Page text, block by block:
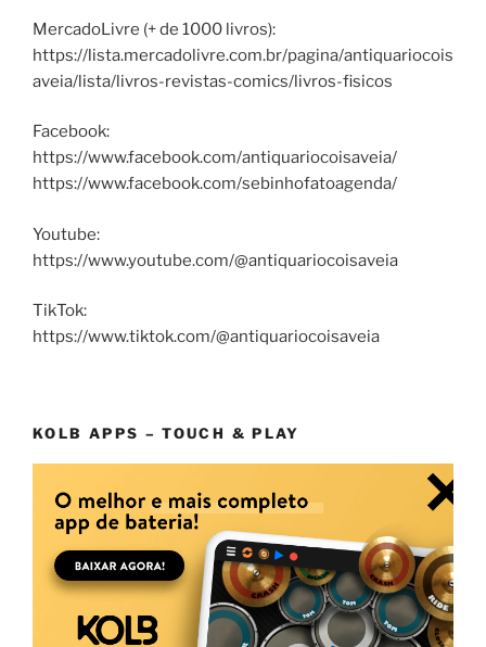
MercadoLivre (+ de 1000 livros):
https://lista.mercadolivre.com.br/pagina/antiquariocois
aveia/lista/livros-revistas-comics/livros-fisicos
Facebook:
https://www.facebook.com/antiquariocoisaveia/
https://www.facebook.com/sebinhofatoagenda/
Youtube:
https://www.youtube.com/@antiquariocoisaveia
TikTok:
https://www.tiktok.com/@antiquariocoisaveia
KOLB APPS – TOUCH & PLAY